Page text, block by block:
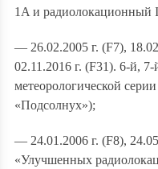
1A и радиолокационный
— 26.02.2005 г. (F7),
02.11.2016 г. (F31). 6-й,
метеорологической
«Подсолнух»);
— 24.01.2006 г. (F8),
«Улучшенных